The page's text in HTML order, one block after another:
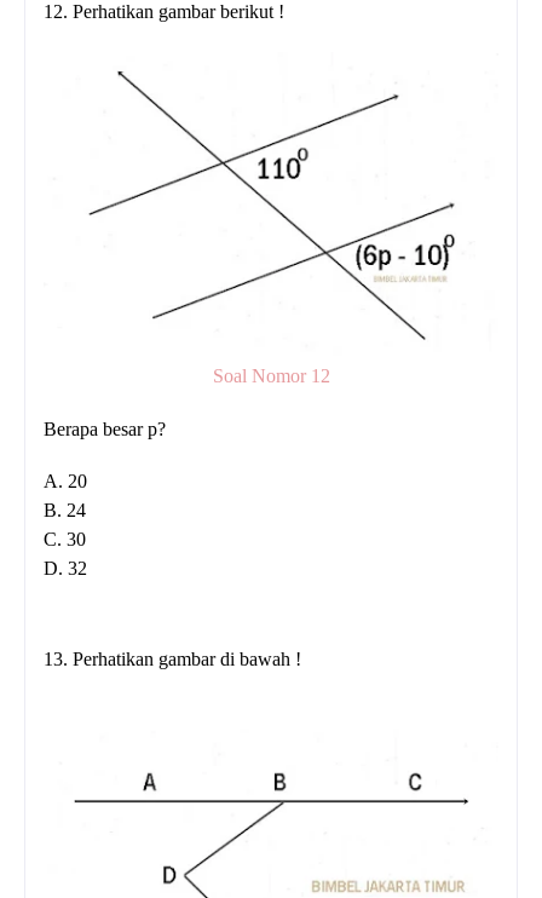
12. Perhatikan gambar berikut !
Soal Nomor 12
Berapa besar p?
A. 20
B. 24
C. 30
D. 32
13. Perhatikan gambar di bawah !